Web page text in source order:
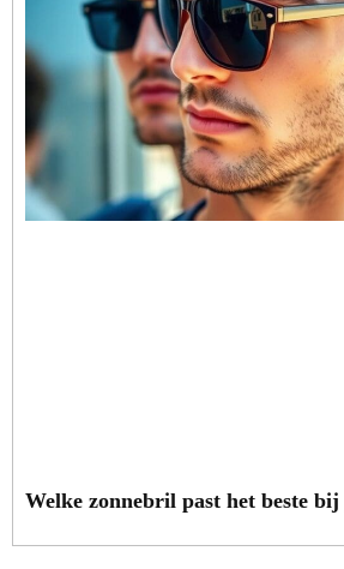
Welke zonnebril past het beste